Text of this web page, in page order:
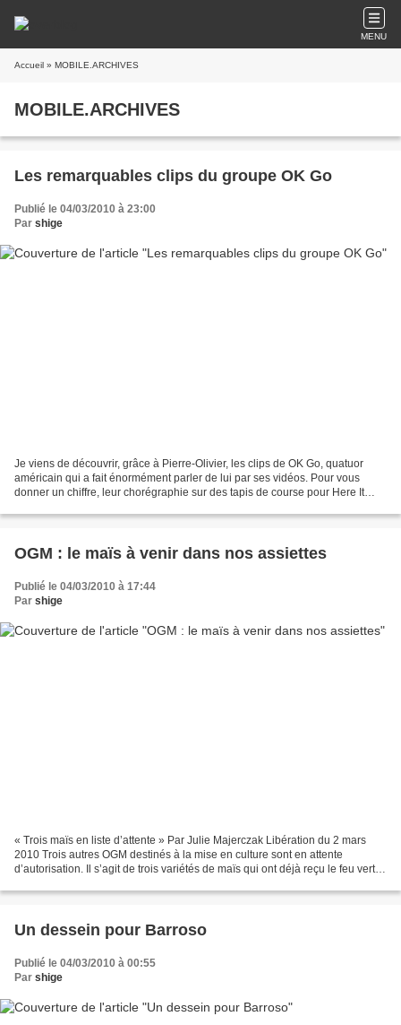
MENU
Accueil » MOBILE.ARCHIVES
MOBILE.ARCHIVES
Les remarquables clips du groupe OK Go
Publié le 04/03/2010 à 23:00
Par shige
Je viens de découvrir, grâce à Pierre-Olivier, les clips de OK Go, quatuor
américain qui a fait énormément parler de lui par ses vidéos. Pour vous
donner un chiffre, leur chorégraphie sur des tapis de course pour Here It
OGM : le maïs à venir dans nos assiettes
Publié le 04/03/2010 à 17:44
Par shige
« Trois maïs en liste d’attente » Par Julie Majerczak Libération du 2 mars
2010 Trois autres OGM destinés à la mise en culture sont en attente
d’autorisation. Il s’agit de trois variétés de maïs qui ont déjà reçu le feu vert
Un dessein pour Barroso
Publié le 04/03/2010 à 00:55
Par shige